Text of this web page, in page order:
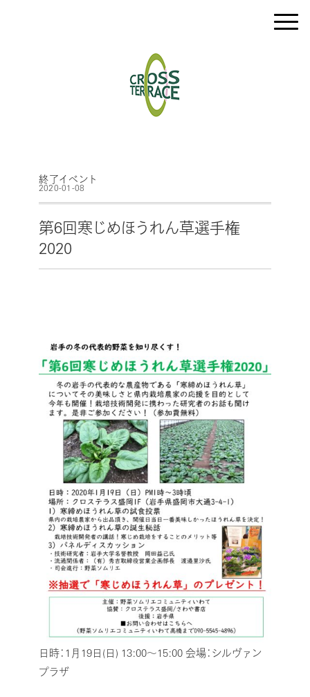
終了イベント
2020-01-08
第6回寒じめほうれん草選手権
2020
日時：1月19日(日) 13:00～15:00 会場：シルヴァン
プラザ